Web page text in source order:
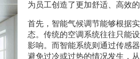
为员工创造了更加舒适、高效
首先，智能气候调节能够根据
态。传统的空调系统往往只能
影响。而智能系统则通过传感
避免过冷或过热的情况发生，